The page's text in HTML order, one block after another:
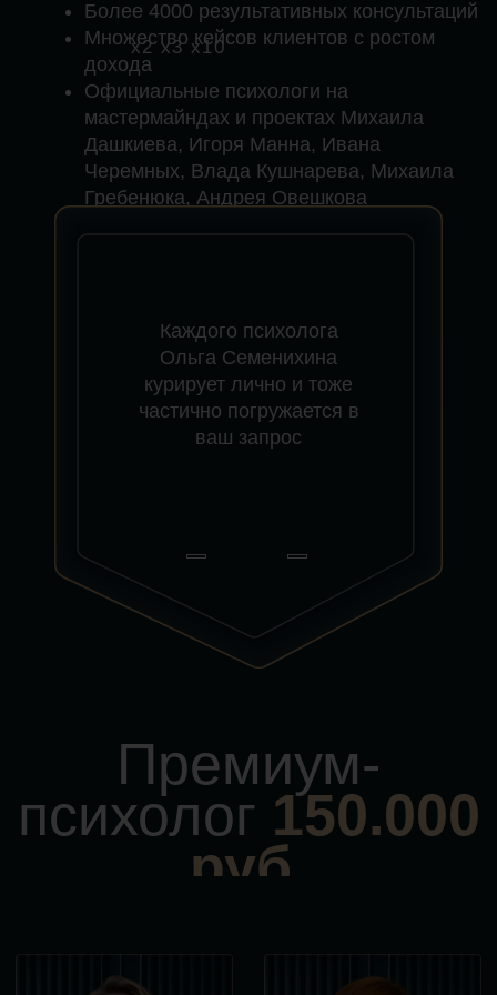
Сможете принимать решения, которые
были недоступны на прошлом уровне
сознания. А новые решения = новые
Чётко увидите «дорожную карту» своего
дальнейшего пути — как расти и достигать
3 месяца работы у обычного психолога